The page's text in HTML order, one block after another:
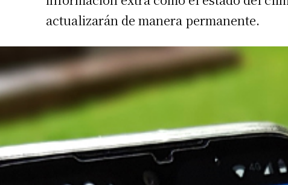
actualizarán de manera permanente.